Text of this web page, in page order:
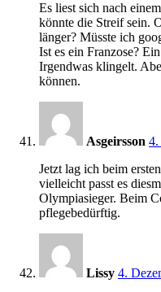
Es liest sich nach
könnte die Streif sein.
länger? Müsste ich
Ist es ein Franzose?
Irgendwas klingelt.
können.
Asgeirsson 4.
Jetzt lag ich beim
vielleicht passt es
Olympiasieger. Beim
pflegebedürftig.
Lissy 4.